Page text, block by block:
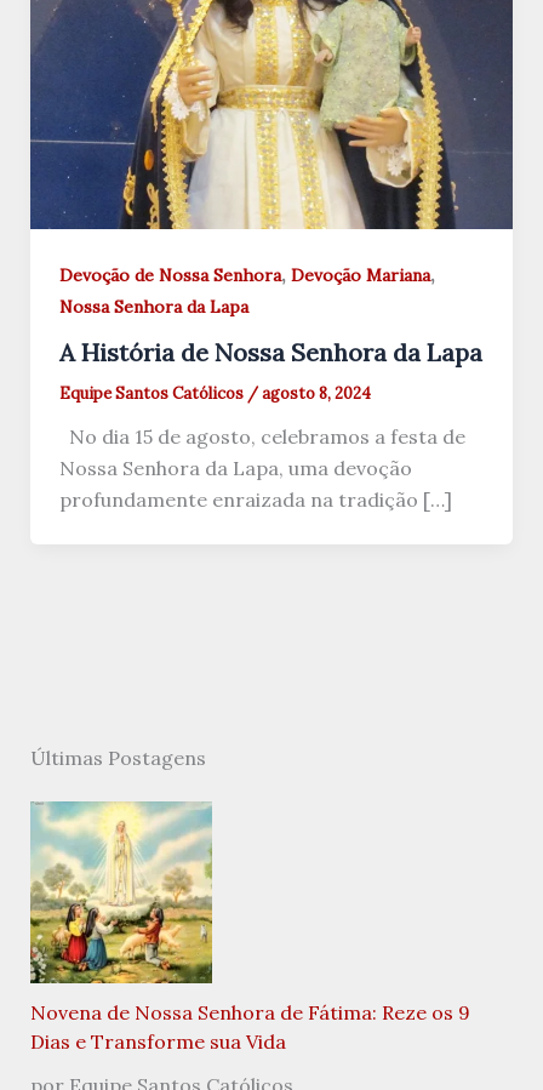
Devoção de Nossa Senhora, Devoção Mariana,
Nossa Senhora da Lapa
A História de Nossa Senhora da Lapa
Equipe Santos Católicos /agosto 8, 2024
No dia 15 de agosto, celebramos a festa de
Nossa Senhora da Lapa, uma devoção
profundamente enraizada na tradição […]
Últimas Postagens
Novena de Nossa Senhora de Fátima: Reze os 9
Dias e Transforme sua Vida